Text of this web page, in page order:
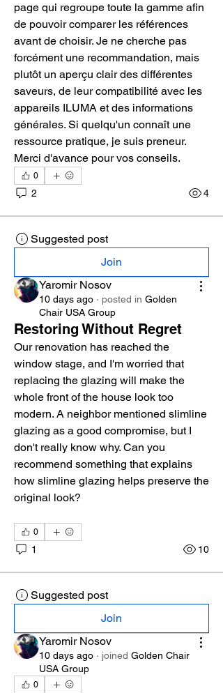
page qui regroupe toute la gamme afin
de pouvoir comparer les références
avant de choisir. Je ne cherche pas
forcément une recommandation, mais
plutôt un aperçu clair des différentes
saveurs, de leur compatibilité avec les
appareils ILUMA et des informations
générales. Si quelqu'un connaît une
ressource pratique, je suis preneur.
Merci d'avance pour vos conseils.
0
2 4
Suggested post
Join
Yaromir Nosov
10 days ago · posted in Golden
Chair USA Group
Restoring Without Regret
Our renovation has reached the
window stage, and I'm worried that
replacing the glazing will make the
whole front of the house look too
modern. A neighbor mentioned slimline
glazing as a good compromise, but I
don't really know why. Can you
recommend something that explains
how slimline glazing helps preserve the
original look?
0
1 10
Suggested post
Join
Yaromir Nosov
10 days ago · joined Golden Chair
USA Group
0